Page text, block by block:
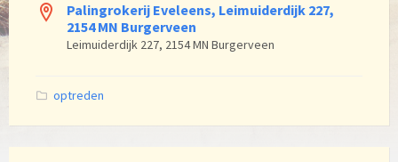
Palingrokerij Eveleens, Leimuiderdijk 227,
2154 MN Burgerveen
Leimuiderdijk 227, 2154 MN Burgerveen
Categories:
optreden